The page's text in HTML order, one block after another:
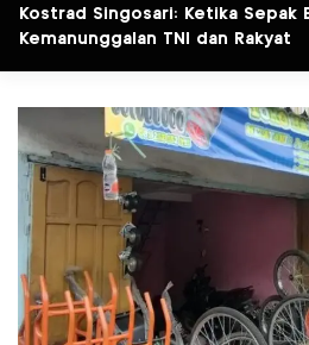
Kostrad Singosari: Ketika Sepak
Kemanunggalan TNI dan Rakyat